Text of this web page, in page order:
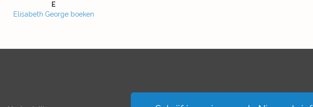
E
Elisabeth George boeken